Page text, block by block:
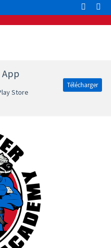
Store
Télécharger